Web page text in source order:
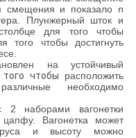
смещения и показало n
Плунжерный шток и
для того чтобы
того чтобы достигнуть
на устойчивый
того чтобы расположить
необходимо
2 наборами вагонетки
Вагонетка может
и высоту можно